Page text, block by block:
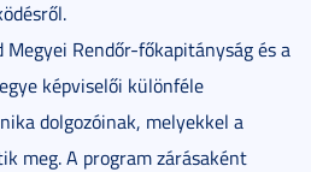
Megyei Rendőr-főkapitányság és a
képviselői különféle
dolgozóinak, melyekkel a
meg. A program zárásaként